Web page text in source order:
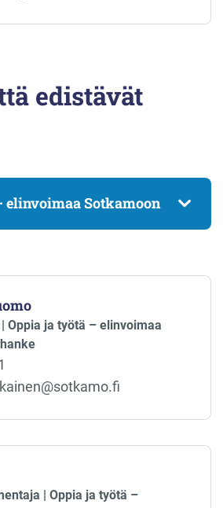
edistävät
elinvoimaa Sotkamoon
Oppia ja työtä – elinvoimaa
| Oppia ja työtä –